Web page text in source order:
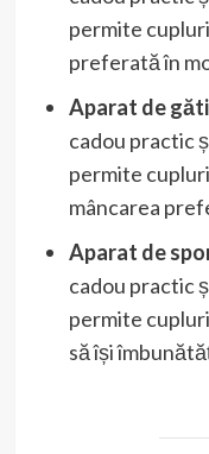
permite
preferată în
Aparat de
cadou practic
permite
mâncarea
Aparat de
cadou practic
permite
să își